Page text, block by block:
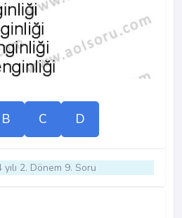
B C D
2. Dönem 9. Soru